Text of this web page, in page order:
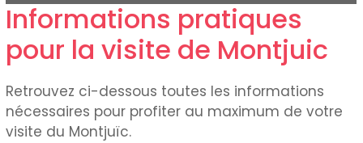
Informations pratiques
pour la visite de Montjuic
Retrouvez ci-dessous toutes les informations
nécessaires pour profiter au maximum de votre
visite du Montjuïc.